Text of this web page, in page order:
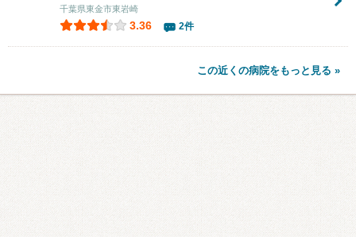
千葉県東金市東岩崎
3.36 2件
この近くの病院をもっと見る »